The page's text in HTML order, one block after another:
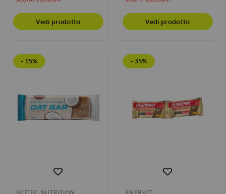
Vedi prodotto Vedi prodotto
- 15%
SCITEC NUTRITION
- 35%
ENERVIT